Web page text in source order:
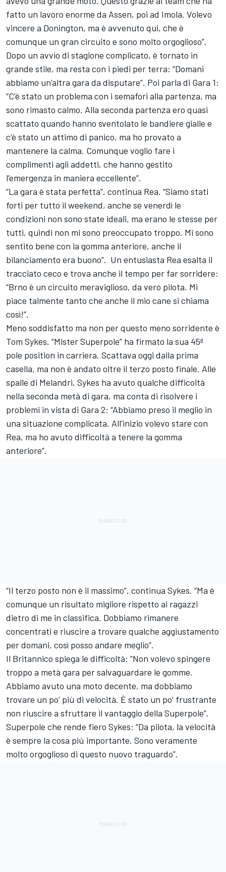
fatto un lavoro enorme da Assen, poi ad Imola. Volevo
vincere a Donington, ma è avvenuto qui, che è
comunque un gran circuito e sono molto orgoglioso”.
Dopo un avvio di stagione complicato, è tornato in
grande stile, ma resta con i piedi per terra: “Domani
abbiamo un’altra gara da disputare”. Poi parla di Gara 1:
“C’è stato un problema con i semafori alla partenza, ma
sono rimasto calmo. Alla seconda partenza ero quasi
scattato quando hanno sventolato le bandiere gialle e
c’è stato un attimo di panico, ma ho provato a
mantenere la calma. Comunque voglio fare i
complimenti agli addetti, che hanno gestito
l’emergenza in maniera eccellente”.
“La gara è stata perfetta”, continua Rea. “Siamo stati
forti per tutto il weekend, anche se venerdì le
condizioni non sono state ideali, ma erano le stesse per
tutti, quindi non mi sono preoccupato troppo. Mi sono
sentito bene con la gomma anteriore, anche il
bilanciamento era buono”. Un entusiasta Rea esalta il
tracciato ceco e trova anche il tempo per far sorridere:
“Brno è un circuito meraviglioso, da vero pilota. Mi
piace talmente tanto che anche il mio cane si chiama
così!”.
Meno soddisfatto ma non per questo meno sorridente è
Tom Sykes. “Mister Superpole” ha firmato la sua 45ª
pole position in carriera. Scattava oggi dalla prima
casella, ma non è andato oltre il terzo posto finale. Alle
spalle di Melandri, Sykes ha avuto qualche difficoltà
nella seconda metà di gara, ma conta di risolvere i
problemi in vista di Gara 2: “Abbiamo preso il meglio in
una situazione complicata. All’inizio volevo stare con
Rea, ma ho avuto difficoltà a tenere la gomma
anteriore”.
“Il terzo posto non è il massimo”, continua Sykes. “Ma è
comunque un risultato migliore rispetto ai ragazzi
dietro di me in classifica. Dobbiamo rimanere
concentrati e riuscire a trovare qualche aggiustamento
per domani, così posso andare meglio”.
Il Britannico spiega le difficoltà: “Non volevo spingere
troppo a metà gara per salvaguardare le gomme.
Abbiamo avuto una moto decente, ma dobbiamo
trovare un po’ più di velocità. È stato un po’ frustrante
non riuscire a sfruttare il vantaggio della Superpole”.
Superpole che rende fiero Sykes: “Da pilota, la velocità
è sempre la cosa più importante. Sono veramente
molto orgoglioso di questo nuovo traguardo”.